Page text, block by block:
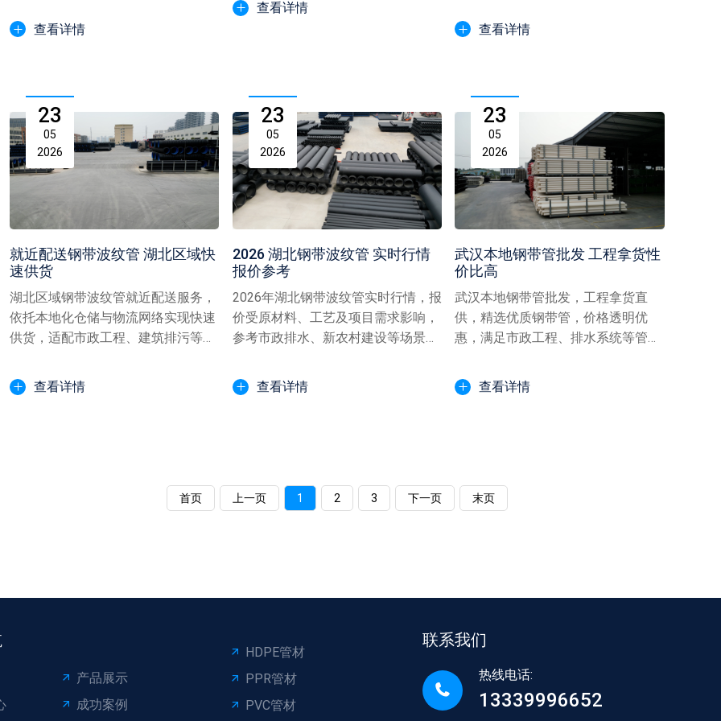
查看详情
查看详情
查看详情
23
05
2026
就近配送钢带波纹管 湖北区域快
速供货
湖北区域钢带波纹管就近配送服务，
依托本地化仓储与物流网络实现快速
供货，适配市政工程、建筑排污等管
查看详情
23
05
2026
2026 湖北钢带波纹管 实时行情
报价参考
2026年湖北钢带波纹管实时行情，报
价受原材料、工艺及项目需求影响，
参考市政排水、新农村建设等场景下
查看详情
23
05
2026
武汉本地钢带管批发 工程拿货性
价比高
武汉本地钢带管批发，工程拿货直
供，精选优质钢带管，价格透明优
惠，满足市政工程、排水系统等管道
查看详情
首页 上一页 1 2 3 下一页 末页
产品展示
成功案例
HDPE管材
PPR管材
PVC管材
联系我们
热线电话:
13339996652